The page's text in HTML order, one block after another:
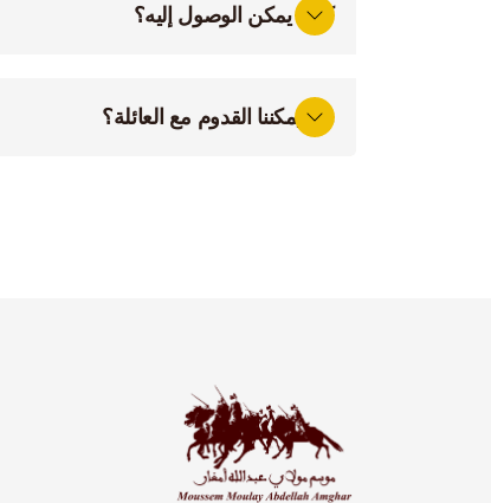
كيف يمكن الوصول إليه؟
هل يمكننا القدوم مع العائلة؟